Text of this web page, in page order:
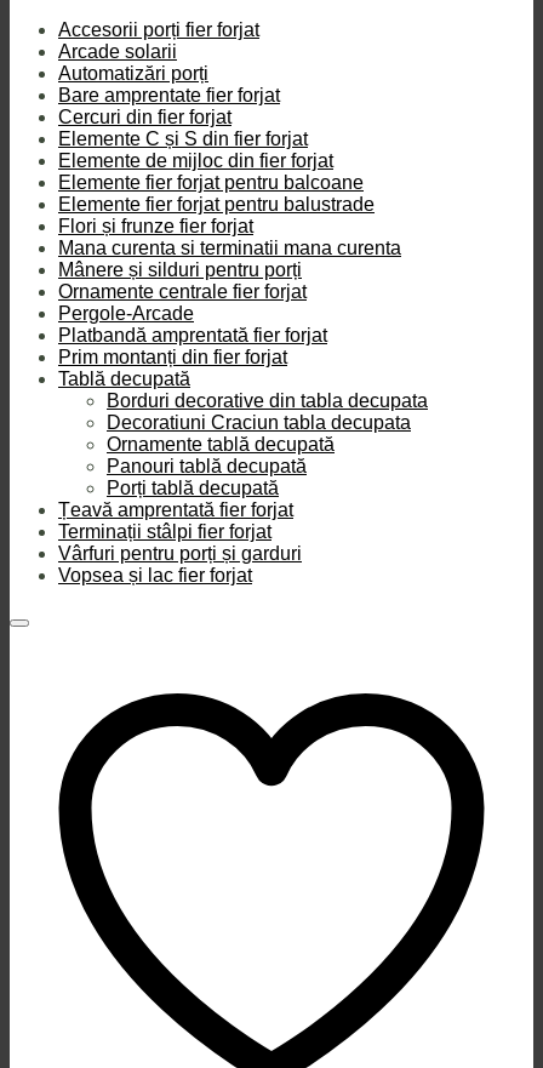
Accesorii porți fier forjat
Arcade solarii
Automatizări porți
Bare amprentate fier forjat
Cercuri din fier forjat
Elemente C și S din fier forjat
Elemente de mijloc din fier forjat
Elemente fier forjat pentru balcoane
Elemente fier forjat pentru balustrade
Flori și frunze fier forjat
Mana curenta si terminatii mana curenta
Mânere și silduri pentru porți
Ornamente centrale fier forjat
Pergole-Arcade
Platbandă amprentată fier forjat
Prim montanți din fier forjat
Tablă decupată
Borduri decorative din tabla decupata
Decoratiuni Craciun tabla decupata
Ornamente tablă decupată
Panouri tablă decupată
Porți tablă decupată
Țeavă amprentată fier forjat
Terminații stâlpi fier forjat
Vârfuri pentru porți și garduri
Vopsea și lac fier forjat